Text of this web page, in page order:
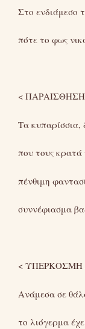
Στο ενδιάμεσο
πότε το φως
<
Τα κυπαρίσσια,
που τους
πένθιμη
συννέφιασμα
< ΥΠΕΡΚΟΣΜΗ
Ανάμεσα σε
το λιόγερμα